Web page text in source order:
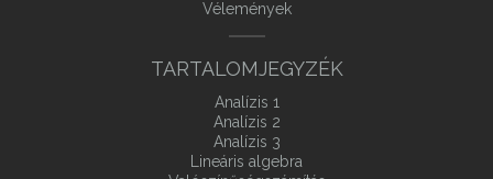
Vélemények
TARTALOMJEGYZÉK
Analízis 1
Analízis 2
Analízis 3
Lineáris algebra